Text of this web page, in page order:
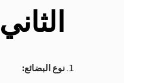
الثاني
نوع البضائع: